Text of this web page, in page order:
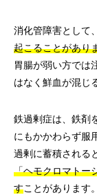
消化管障害として
起こることがあり
胃腸が弱い方では
はなく鮮血が混じ
鉄過剰症は、鉄剤
にもかかわらず服
過剰に蓄積される
「ヘモクロマトー
すことがあります